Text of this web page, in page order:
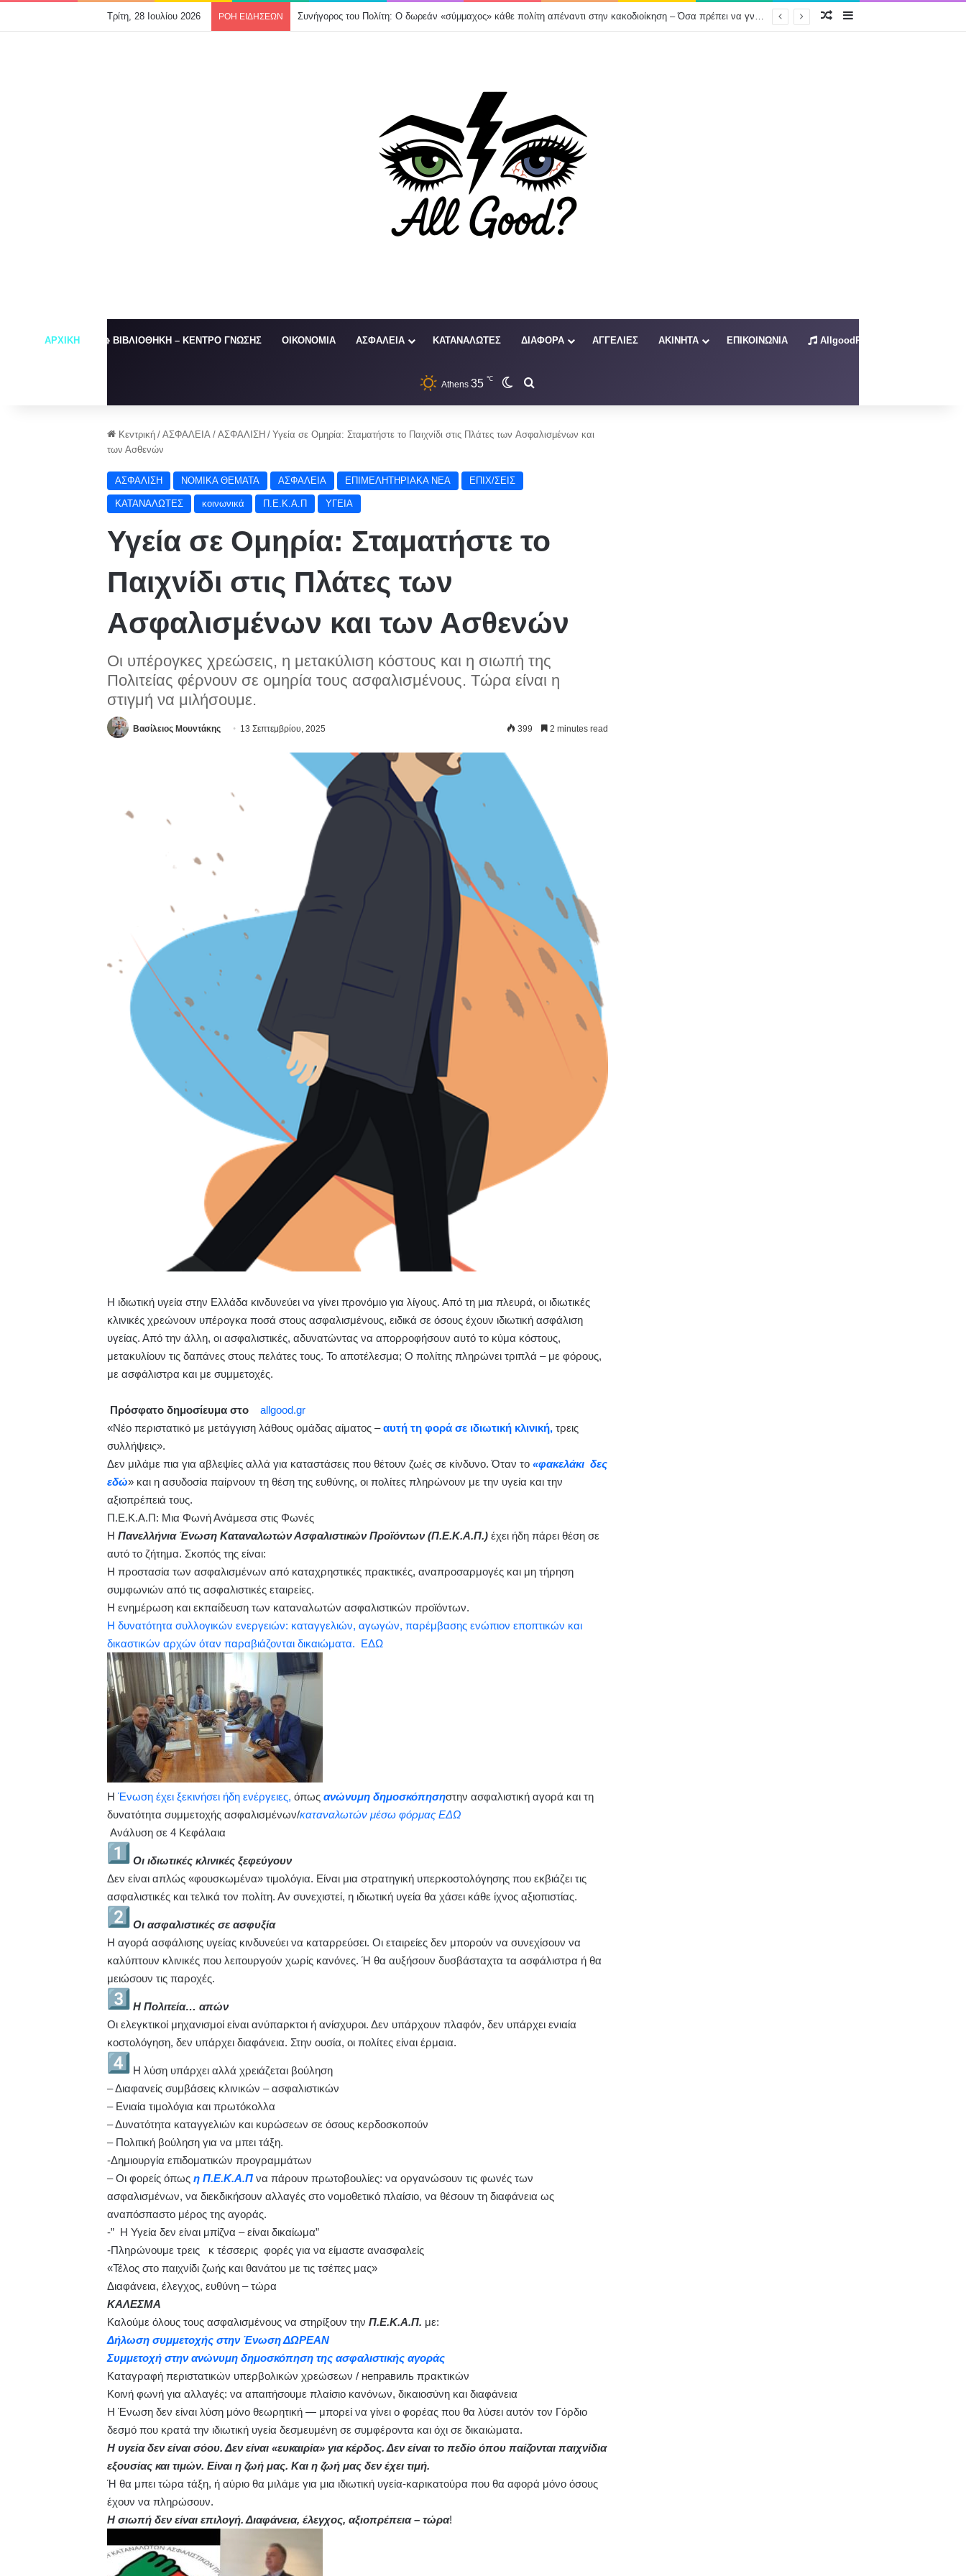
Τρίτη, 28 Ιουλίου 2026 ΡΟΗ ΕΙΔΗΣΕΩΝ Συνήγορος του Πολίτη: Ο δωρεάν «σύμμαχος» κάθε πολίτη απέναντι στην κακοδιοίκηση – Όσα πρέπει να γνωρίζετε Τυχαίο Αρθρό
Sidebar
ΑΡΧΙΚΗ 📚 ΒΙΒΛΙΟΘΗΚΗ – ΚΕΝΤΡΟ ΓΝΩΣΗΣ ΟΙΚΟΝΟΜΙΑ ΑΣΦΑΛΕΙΑ ΚΑΤΑΝΑΛΩΤΕΣ ΔΙΑΦΟΡΑ ΑΓΓΕΛΙΕΣ ΑΚΙΝΗΤΑ ΕΠΙΚΟΙΝΩΝΙΑ AllgoodRadio – Live
Athens 35 ℃ Switch skin
Κεντρική / ΑΣΦΑΛΕΙΑ / ΑΣΦΑΛΙΣΗ / Υγεία σε Ομηρία: Σταματήστε το Παιχνίδι στις Πλάτες των Aσφαλισμένων και
των Ασθενών
ΑΣΦΑΛΙΣΗ NOMIKA ΘΕΜΑΤΑ ΑΣΦΑΛΕΙΑ ΕΠΙΜΕΛΗΤΗΡΙΑΚΑ ΝΕΑ ΕΠΙΧ/ΣΕΙΣ
ΚΑΤΑΝΑΛΩΤΕΣ κοινωνικά Π.Ε.Κ.Α.Π ΥΓΕΙΑ
Υγεία σε Ομηρία: Σταματήστε το
Παιχνίδι στις Πλάτες των
Aσφαλισμένων και των Ασθενών
Οι υπέρογκες χρεώσεις, η μετακύλιση κόστους και η σιωπή της
Πολιτείας φέρνουν σε ομηρία τους ασφαλισμένους. Τώρα είναι η
στιγμή να μιλήσουμε.
Βασίλειος Μουντάκης 13 Σεπτεμβρίου, 2025 399 2 minutes read
Η ιδιωτική υγεία στην Ελλάδα κινδυνεύει να γίνει προνόμιο για λίγους. Από τη μια πλευρά, οι ιδιωτικές
κλινικές χρεώνουν υπέρογκα ποσά στους ασφαλισμένους, ειδικά σε όσους έχουν ιδιωτική ασφάλιση
υγείας. Από την άλλη, οι ασφαλιστικές, αδυνατώντας να απορροφήσουν αυτό το κύμα κόστους,
μετακυλίουν τις δαπάνες στους πελάτες τους. Το αποτέλεσμα; Ο πολίτης πληρώνει τριπλά – με φόρους,
με ασφάλιστρα και με συμμετοχές.
Πρόσφατο δημοσίευμα στοallgood.gr
«Νέο περιστατικό με μετάγγιση λάθους ομάδας αίματος –αυτή τη φορά σε ιδιωτική κλινική, τρεις
συλλήψεις».
Δεν μιλάμε πια για αβλεψίες αλλά για καταστάσεις που θέτουν ζωές σε κίνδυνο. Όταν το«φακελάκι δες
εδώ» και η ασυδοσία παίρνουν τη θέση της ευθύνης, οι πολίτες πληρώνουν με την υγεία και την
αξιοπρέπειά τους.
Π.Ε.Κ.Α.Π: Μια Φωνή Ανάμεσα στις Φωνές
Η Πανελλήνια Ένωση Καταναλωτών Ασφαλιστικών Προϊόντων (Π.Ε.Κ.Α.Π.) έχει ήδη πάρει θέση σε
αυτό το ζήτημα. Σκοπός της είναι:
Η προστασία των ασφαλισμένων από καταχρηστικές πρακτικές, αναπροσαρμογές και μη τήρηση
συμφωνιών από τις ασφαλιστικές εταιρείες.
Η ενημέρωση και εκπαίδευση των καταναλωτών ασφαλιστικών προϊόντων.
Η δυνατότητα συλλογικών ενεργειών: καταγγελιών, αγωγών, παρέμβασης ενώπιον εποπτικών και
δικαστικών αρχών όταν παραβιάζονται δικαιώματα. ΕΔΩ
ΗΈνωση έχει ξεκινήσει ήδη ενέργειες, όπως ανώνυμη δημοσκόπησηστην ασφαλιστική αγορά και τη
δυνατότητα συμμετοχής ασφαλισμένων/καταναλωτών μέσω φόρμας ΕΔΩ
Ανάλυση σε 4 Κεφάλαια
Οι ιδιωτικές κλινικές ξεφεύγουν
Δεν είναι απλώς «φουσκωμένα» τιμολόγια. Είναι μια στρατηγική υπερκοστολόγησης που εκβιάζει τις
ασφαλιστικές και τελικά τον πολίτη. Αν συνεχιστεί, η ιδιωτική υγεία θα χάσει κάθε ίχνος αξιοπιστίας.
Οι ασφαλιστικές σε ασφυξία
Η αγορά ασφάλισης υγείας κινδυνεύει να καταρρεύσει. Οι εταιρείες δεν μπορούν να συνεχίσουν να
καλύπτουν κλινικές που λειτουργούν χωρίς κανόνες. Ή θα αυξήσουν δυσβάσταχτα τα ασφάλιστρα ή θα
μειώσουν τις παροχές.
Η Πολιτεία… απών
Οι ελεγκτικοί μηχανισμοί είναι ανύπαρκτοι ή ανίσχυροι. Δεν υπάρχουν πλαφόν, δεν υπάρχει ενιαία
κοστολόγηση, δεν υπάρχει διαφάνεια. Στην ουσία, οι πολίτες είναι έρμαια.
Η λύση υπάρχει αλλά χρειάζεται βούληση
– Διαφανείς συμβάσεις κλινικών – ασφαλιστικών
– Ενιαία τιμολόγια και πρωτόκολλα
– Δυνατότητα καταγγελιών και κυρώσεων σε όσους κερδοσκοπούν
– Πολιτική βούληση για να μπει τάξη.
-Δημιουργία επιδοματικών προγραμμάτων
– Οι φορείς όπωςη Π.Ε.Κ.Α.Π να πάρουν πρωτοβουλίες: να οργανώσουν τις φωνές των
ασφαλισμένων, να διεκδικήσουν αλλαγές στο νομοθετικό πλαίσιο, να θέσουν τη διαφάνεια ως
αναπόσπαστο μέρος της αγοράς.
-” Η Υγεία δεν είναι μπίζνα – είναι δικαίωμα”
-Πληρώνουμε τρεις κ τέσσερις φορές για να είμαστε ανασφαλείς
«Τέλος στο παιχνίδι ζωής και θανάτου με τις τσέπες μας»
Διαφάνεια, έλεγχος, ευθύνη – τώρα
ΚΑΛΕΣΜΑ
Καλούμε όλους τους ασφαλισμένους να στηρίξουν την Π.Ε.Κ.Α.Π. με:
Δήλωση συμμετοχής στην Ένωση ΔΩΡΕΑΝ
Συμμετοχή στην ανώνυμη δημοσκόπηση της ασφαλιστικής αγοράς
Καταγραφή περιστατικών υπερβολικών χρεώσεων / неправиль πρακτικών
Κοινή φωνή για αλλαγές: να απαιτήσουμε πλαίσιο κανόνων, δικαιοσύνη και διαφάνεια
Η Ένωση δεν είναι λύση μόνο θεωρητική — μπορεί να γίνει ο φορέας που θα λύσει αυτόν τον Γόρδιο
δεσμό που κρατά την ιδιωτική υγεία δεσμευμένη σε συμφέροντα και όχι σε δικαιώματα.
Η υγεία δεν είναι σόου. Δεν είναι «ευκαιρία» για κέρδος. Δεν είναι το πεδίο όπου παίζονται παιχνίδια
εξουσίας και τιμών. Είναι η ζωή μας. Και η ζωή μας δεν έχει τιμή.
Ή θα μπει τώρα τάξη, ή αύριο θα μιλάμε για μια ιδιωτική υγεία-καρικατούρα που θα αφορά μόνο όσους
έχουν να πληρώσουν.
Η σιωπή δεν είναι επιλογή. Διαφάνεια, έλεγχος, αξιοπρέπεια – τώρα!